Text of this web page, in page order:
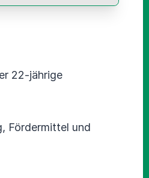
22-jährige
Fördermittel und